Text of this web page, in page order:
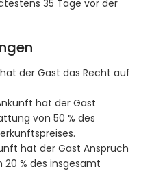
35 Tage vor der
der Gast das Recht auf
hat der Gast
von 50 % des
hat der Gast Anspruch
% des insgesamt